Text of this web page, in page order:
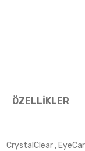
ÖZELLIKLER
CrystalClear ,